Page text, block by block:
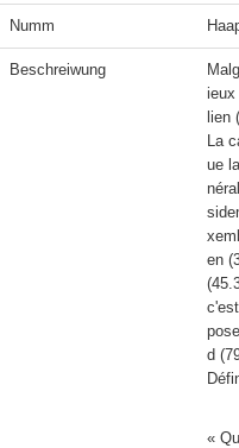
Numm
Beschreiwung
ieux
lien
La
ue
en
«